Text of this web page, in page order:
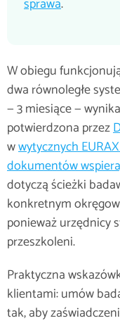
sprawa.
W obiegu
dwa równoległe
— 3 miesiące —
potwierdzona przez
wwytycznych
dokumentów
dotyczą ścieżki
konkretnym
ponieważ urzędnicy
przeszkoleni.
Praktyczna
klientami: umów
tak, aby